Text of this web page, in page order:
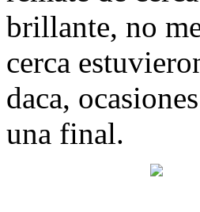
brillante, no
cerca
daca,
una final.